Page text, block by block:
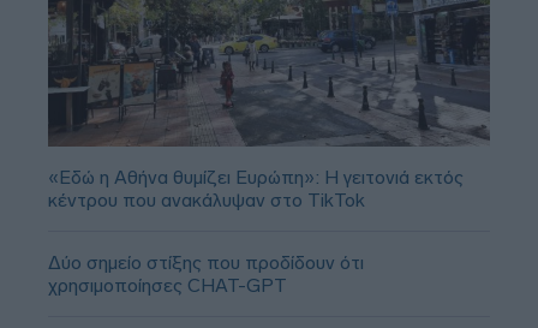
«Εδώ η Αθήνα θυμίζει Ευρώπη»: H γειτονιά εκτός
κέντρου που ανακάλυψαν στο TikTok
Δύο σημείο στίξης που προδίδουν ότι
χρησιμοποίησες CHAT-GPT